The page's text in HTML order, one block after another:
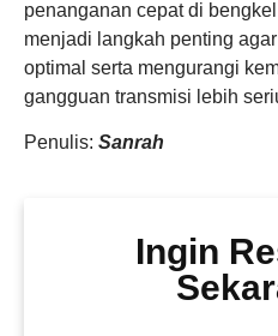
penanganan cepat di
menjadi langkah penting
optimal serta mengurangi
gangguan transmisi lebih
Penulis: Sanrah
Ingin